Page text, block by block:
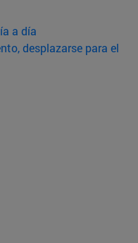
a día
desplazarse para el